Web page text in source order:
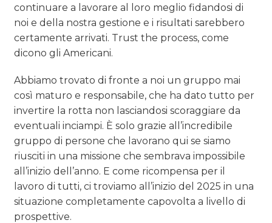
continuare a lavorare al loro meglio fidandosi di
noi e della nostra gestione e i risultati sarebbero
certamente arrivati. Trust the process, come
dicono gli Americani.
Abbiamo trovato di fronte a noi un gruppo mai
così maturo e responsabile, che ha dato tutto per
invertire la rotta non lasciandosi scoraggiare da
eventuali inciampi. È solo grazie all’incredibile
gruppo di persone che lavorano qui se siamo
riusciti in una missione che sembrava impossibile
all’inizio dell’anno. E come ricompensa per il
lavoro di tutti, ci troviamo all’inizio del 2025 in una
situazione completamente capovolta a livello di
prospettive.